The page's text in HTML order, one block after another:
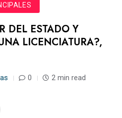
DEL ESTADO Y
LICENCIATURA?,
0 2 min read